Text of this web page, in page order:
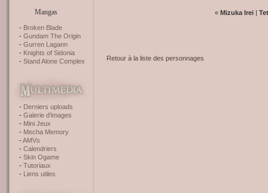
Mangas
Broken Blade
Gundam The Origin
Gurren Lagann
Knights of Sidonia
Stand Alone Complex
Derniers uploads
Galerie d'images
Mini Jeux
Mecha Memory
AMVs
Calendriers
Skin Ogame
Tutoriaux
Liens utiles
« Mizuka Irei|
Retour à la liste des personnages